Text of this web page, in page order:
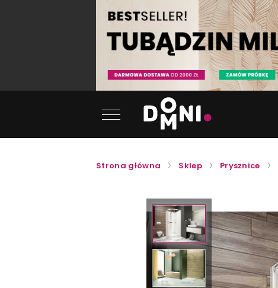
Strona główna Sklep Prysznice